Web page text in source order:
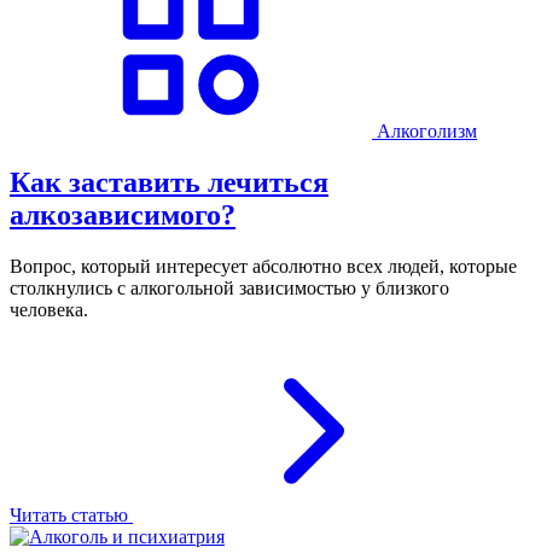
Алкоголизм
Как заставить лечиться
алкозависимого?
Вопрос, который интересует абсолютно всех людей, которые
столкнулись с алкогольной зависимостью у близкого
человека.
Читать статью